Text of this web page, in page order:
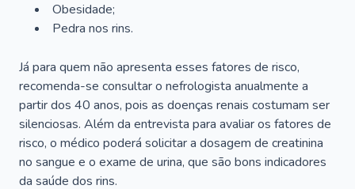
Obesidade;
Pedra nos rins.
Já para quem não apresenta esses fatores de risco,
recomenda-se consultar o nefrologista anualmente a
partir dos 40 anos, pois as doenças renais costumam ser
silenciosas. Além da entrevista para avaliar os fatores de
risco, o médico poderá solicitar a dosagem de creatinina
no sangue e o exame de urina, que são bons indicadores
da saúde dos rins.